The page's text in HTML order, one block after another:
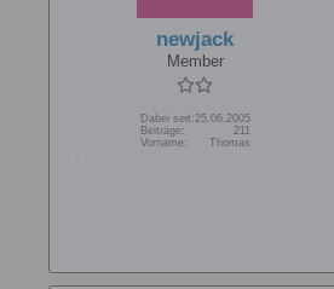
newjack
Member
Dabei seit: 25.06.2005
Beiträge:
211
Vorname:
Thomas